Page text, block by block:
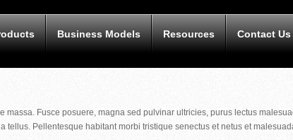
Business Models Resources Contact Us
Fusce posuere, magna sed pulvinar ultricies, purus lectus
Pellentesque habitant morbi tristique senectus et netus et